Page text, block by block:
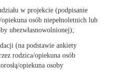
w projekcie (podpisanie
osób niepełnoletnich lub
ubezwłasnowolnionej);
(na podstawie ankiety
rodzica/opiekuna osób
opiekuna osoby